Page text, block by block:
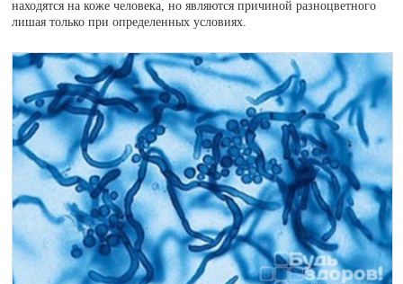
находятся на коже человека, но являются причиной разноцветного
лишая только при определенных условиях.